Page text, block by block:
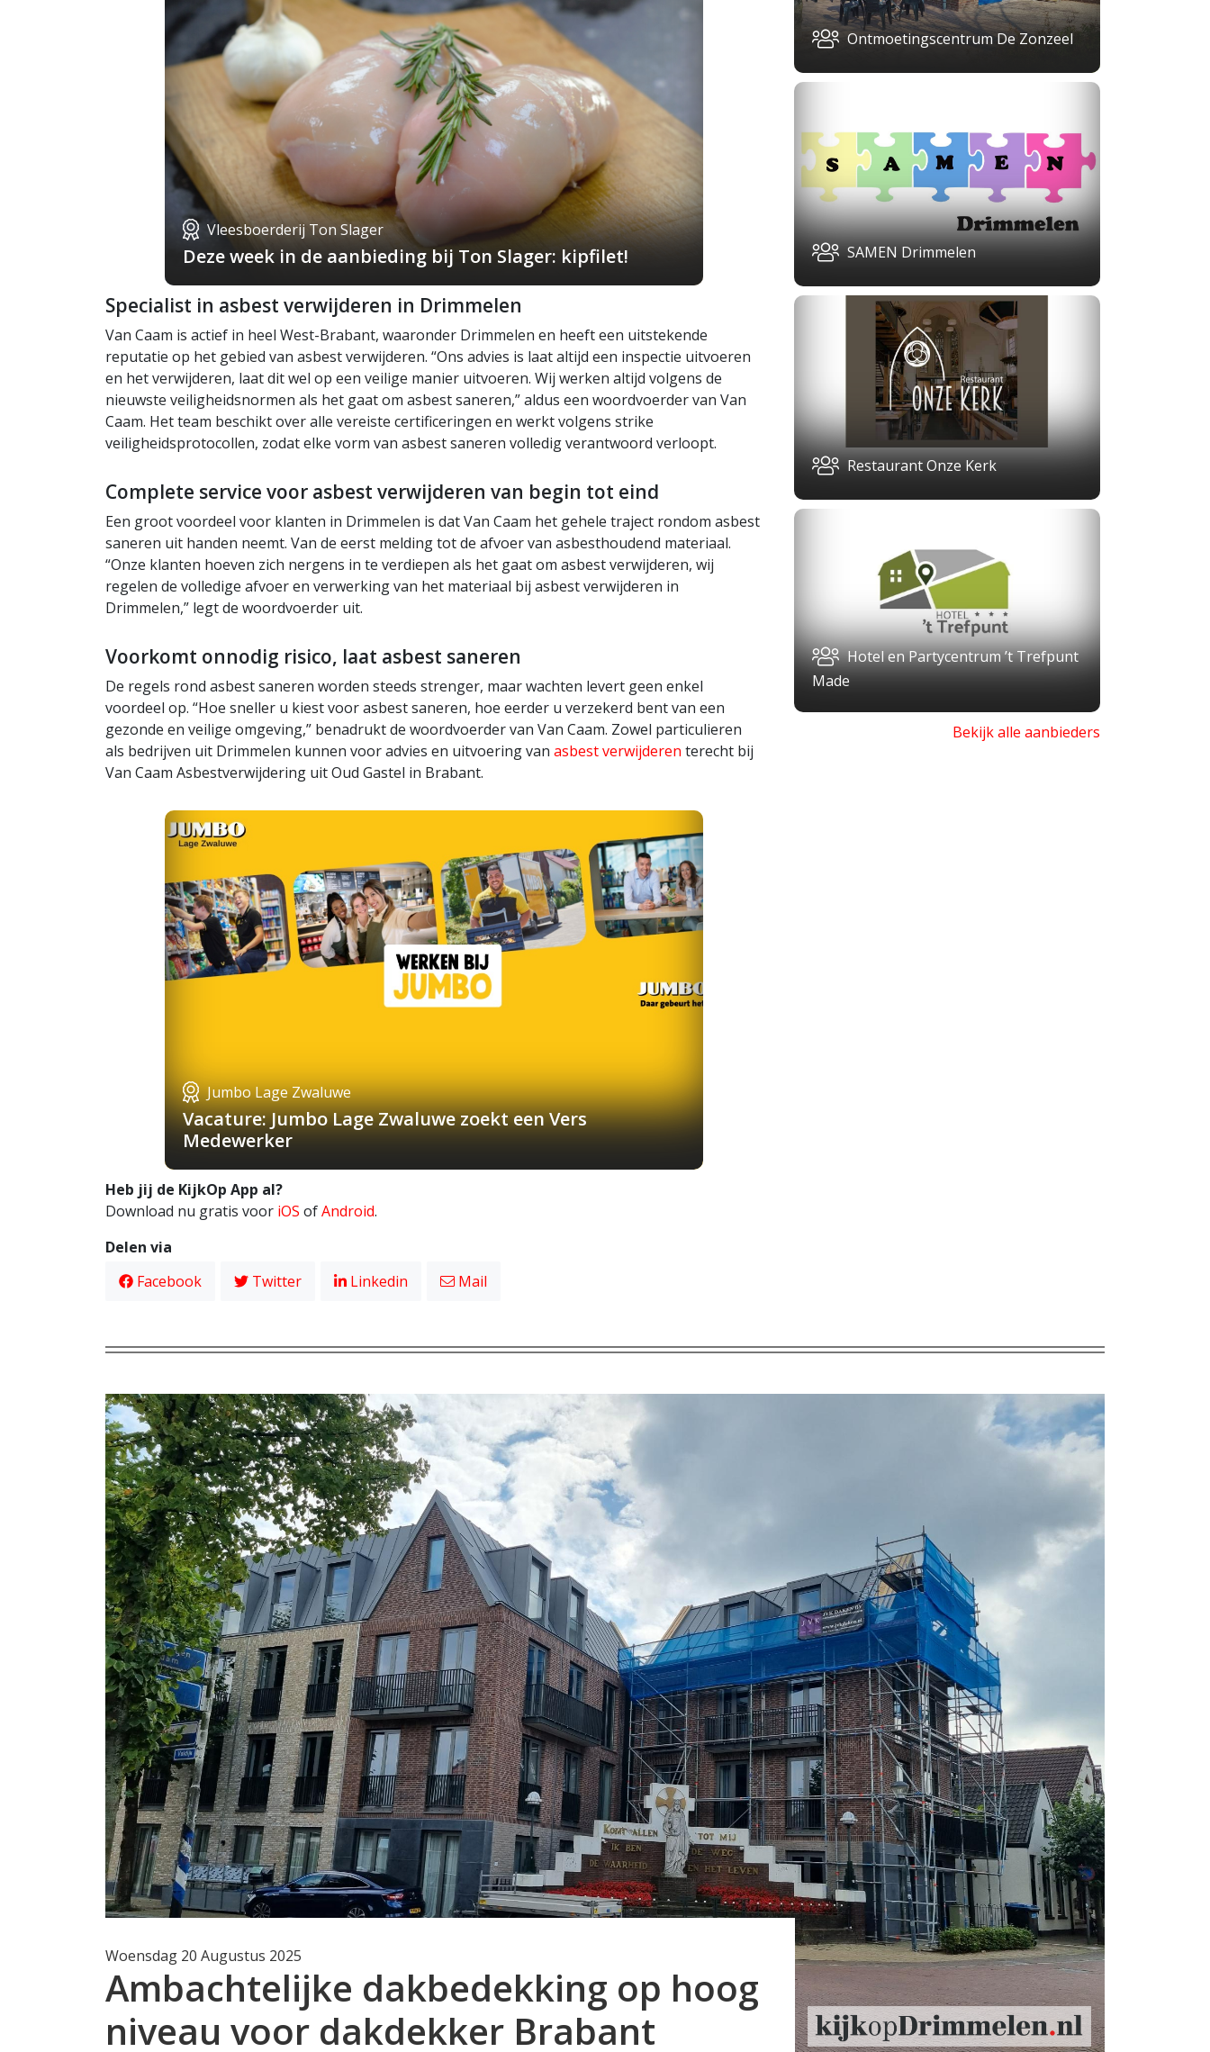
Vleesboerderij Ton Slager
Deze week in de aanbieding bij Ton Slager: kipfilet!
Specialist in asbest verwijderen in Drimmelen
Van Caam is actief in heel West-Brabant, waaronder Drimmelen en heeft een uitstekende
reputatie op het gebied van asbest verwijderen. “Ons advies is laat altijd een inspectie uitvoeren
en het verwijderen, laat dit wel op een veilige manier uitvoeren. Wij werken altijd volgens de
nieuwste veiligheidsnormen als het gaat om asbest saneren,” aldus een woordvoerder van Van
Caam. Het team beschikt over alle vereiste certificeringen en werkt volgens strike
veiligheidsprotocollen, zodat elke vorm van asbest saneren volledig verantwoord verloopt.
Complete service voor asbest verwijderen van begin tot eind
Een groot voordeel voor klanten in Drimmelen is dat Van Caam het gehele traject rondom asbest
saneren uit handen neemt. Van de eerst melding tot de afvoer van asbesthoudend materiaal.
“Onze klanten hoeven zich nergens in te verdiepen als het gaat om asbest verwijderen, wij
regelen de volledige afvoer en verwerking van het materiaal bij asbest verwijderen in
Drimmelen,” legt de woordvoerder uit.
Voorkomt onnodig risico, laat asbest saneren
De regels rond asbest saneren worden steeds strenger, maar wachten levert geen enkel
voordeel op. “Hoe sneller u kiest voor asbest saneren, hoe eerder u verzekerd bent van een
gezonde en veilige omgeving,” benadrukt de woordvoerder van Van Caam. Zowel particulieren
als bedrijven uit Drimmelen kunnen voor advies en uitvoering van asbest verwijderen terecht bij
Van Caam Asbestverwijdering uit Oud Gastel in Brabant.
Jumbo Lage Zwaluwe
Vacature: Jumbo Lage Zwaluwe zoekt een Vers
Medewerker
Heb jij de KijkOp App al?
Download nu gratis voor iOS ofAndroid.
Delen via
Facebook
Twitter Linkedin Mail
Ontmoetingscentrum De Zonzeel
SAMEN Drimmelen
Restaurant Onze Kerk
Hotel en Partycentrum ’t Trefpunt
Made
Bekijk alle aanbieders
Woensdag 20 Augustus 2025
Ambachtelijke dakbedekking op hoog
niveau voor dakdekker Brabant